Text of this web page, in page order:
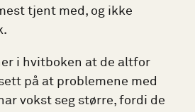
tjent med, og ikke
i hvitboken at de altfor
på at problemene med
vokst seg større, fordi de